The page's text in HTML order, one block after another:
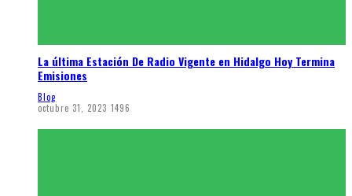
La última Estación De Radio Vigente en Hidalgo Hoy Termina
Emisiones
Blog
octubre 31, 2023 1496